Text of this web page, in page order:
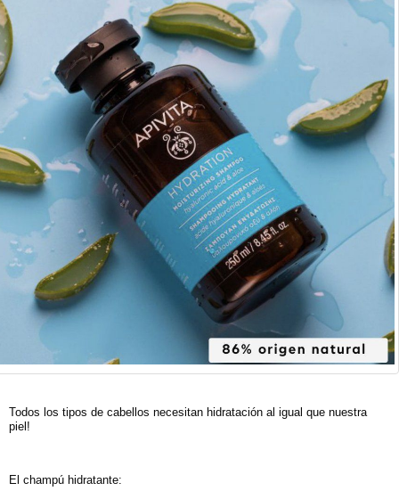
Todos los tipos de cabellos necesitan hidratación al igual que nuestra
piel!
El champú hidratante: